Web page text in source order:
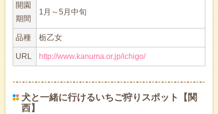
開園
期間
1月～5月中旬
品種 栃乙女
URL http://www.kanuma.or.jp/ichigo/
犬と一緒に行けるいちご狩りスポット【関
西】